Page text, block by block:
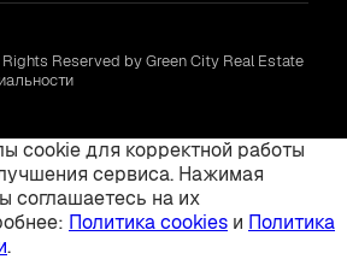
Reserved by Green City Real Estate
cookie для корректной работы
сервиса. Нажимая
соглашаетесь на их
Политика cookies и Политика
.